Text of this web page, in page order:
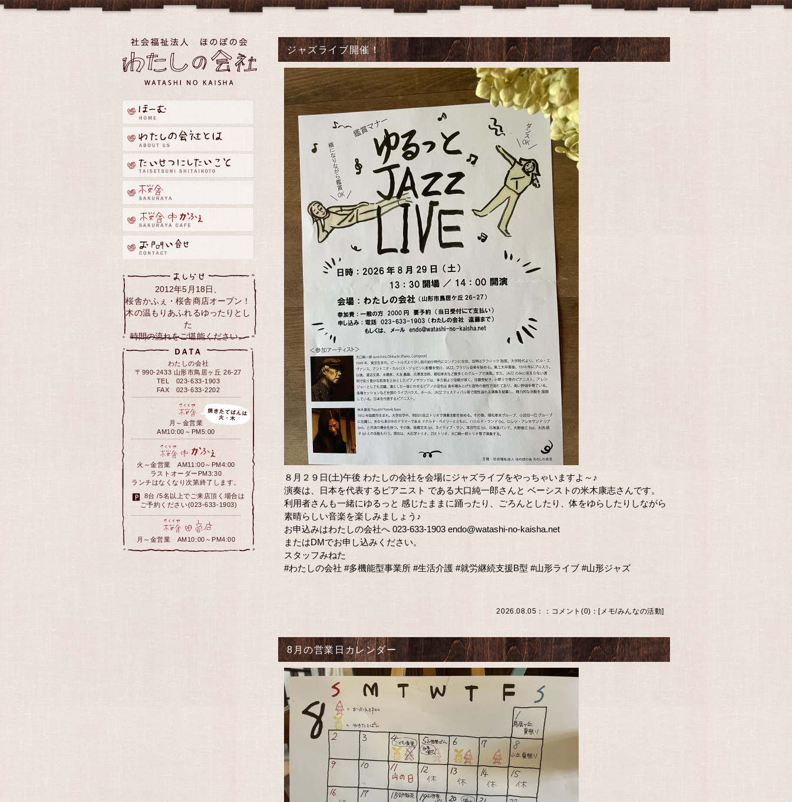
2012年5月18日、
桜舎かふぇ・桜舎商店オープン！
木の温もりあふれるゆったりとし
た
時間の流れをご堪能ください。
わたしの会社
〒990-2433 山形市鳥居ヶ丘 26-27
TEL 023-633-1903
FAX 023-633-2202
月～金営業
AM10:00～PM5:00
火～金営業 AM11:00～PM4:00
ラストオーダーPM3:30
ランチはなくなり次第終了します。
8台 /5名以上でご来店頂く場合は
ご予約ください(023-633-1903)
月～金営業 AM10:00～PM4:00
ジャズライブ開催！
８月２９日(土)午後 わたしの会社を会場にジャズライブをやっちゃいますよ～♪
演奏は、日本を代表するピアニスト である大口純一郎さんと ベーシストの米木康志さんです。
利用者さんも一緒にゆるっと 感じたままに踊ったり、ごろんとしたり、体をゆらしたりしながら
素晴らしい音楽を楽しみましょう♪
お申込みはわたしの会社へ 023-633-1903 endo@watashi-no-kaisha.net
またはDMでお申し込みください。
スタッフみねた
#わたしの会社 #多機能型事業所 #生活介護 #就労継続支援B型 #山形ライブ #山形ジャズ
2026.08.05： ： コメント(0) ：[メモ/みんなの活動]
8月の営業日カレンダー